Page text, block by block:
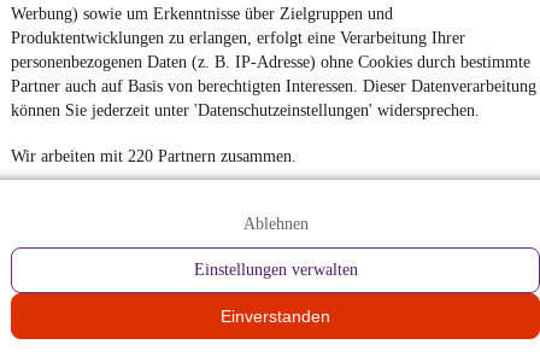
Werbung) sowie um Erkenntnisse über Zielgruppen und
Produktentwicklungen zu erlangen, erfolgt eine Verarbeitung Ihrer
personenbezogenen Daten (z. B. IP-Adresse) ohne Cookies durch bestimmte
Partner auch auf Basis von berechtigten Interessen. Dieser Datenverarbeitung
können Sie jederzeit unter 'Datenschutzeinstellungen' widersprechen.
Wir arbeiten mit 220 Partnern zusammen.
Ablehnen
Einstellungen verwalten
Einverstanden